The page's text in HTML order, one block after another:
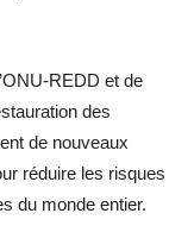
REDD et de
des
de nouveaux
réduire les risques
du monde entier.